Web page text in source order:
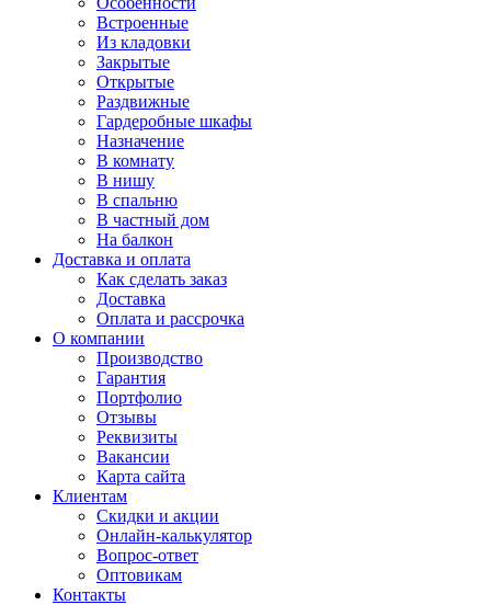
Встроенные
Из кладовки
Закрытые
Открытые
Раздвижные
Гардеробные шкафы
Назначение
В комнату
В нишу
В спальню
В частный дом
На балкон
Доставка и оплата
Как сделать заказ
Доставка
Оплата и рассрочка
О компании
Производство
Гарантия
Портфолио
Отзывы
Реквизиты
Вакансии
Карта сайта
Клиентам
Скидки и акции
Онлайн-калькулятор
Вопрос-ответ
Оптовикам
Контакты